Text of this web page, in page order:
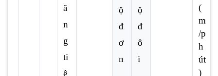
â
n
g
ti
ê
(
m
/p
h
út
)
ộ
đ
ơ
n
ộ
đ
ô
i